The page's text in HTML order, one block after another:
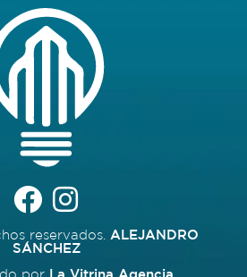
reservados. ALEJANDRO
SÁNCHEZ